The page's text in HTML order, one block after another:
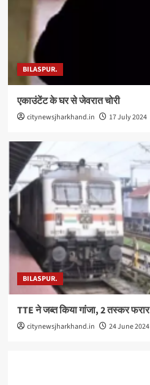
BILASPUR.
एकाउंटेंट के घर से जेवरात चोरी
citynewsjharkhand.in 17 July 2024
BILASPUR.
TTE ने जब्त किया गांजा, 2 तस्कर फरार
citynewsjharkhand.in 24 June 2024